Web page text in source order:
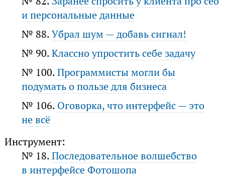
и персональные данные
№ 88.Убрал шум — добавь сигнал!
№ 90.Классно упростить себе задачу
№ 100.Программисты могли бы
подумать о пользе для бизнеса
№ 106. Оговорка, что интерфейс — это
не всё
Инструмент:
№ 18.Последовательное волшебство
в интерфейсе Фотошопа